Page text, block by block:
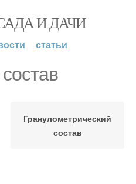
И ДАЧИ
статьи
Гранулометрический
состав